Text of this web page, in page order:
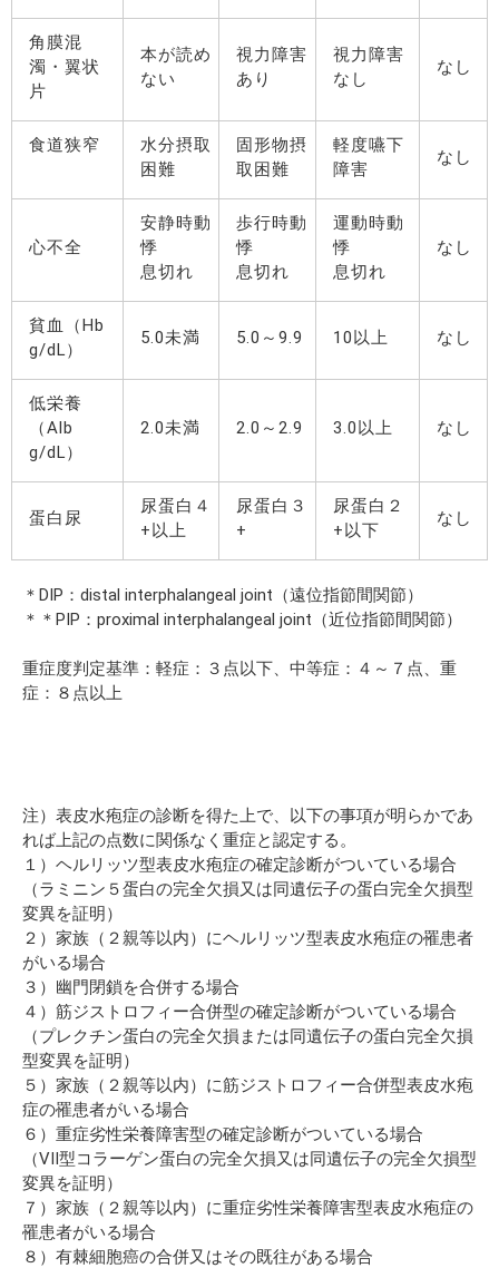
角膜混
濁・翼状
片
本が読め
ない
視力障害
あり
視力障害
なし
なし
食道狭窄
水分摂取
困難
固形物摂
取困難
軽度嚥下
障害
なし
心不全
安静時動
悸
息切れ
歩行時動
悸
息切れ
運動時動
悸
息切れ
なし
貧血（Hb
g/dL）
5.0未満 5.0～9.9 10以上 なし
低栄養
（Alb
g/dL）
2.0未満 2.0～2.9 3.0以上 なし
蛋白尿
尿蛋白４
+以上
尿蛋白３
+
尿蛋白２
+以下
なし
＊DIP：distal interphalangeal joint（遠位指節間関節）
＊＊PIP：proximal interphalangeal joint（近位指節間関節）
重症度判定基準：軽症：３点以下、中等症：４～７点、重
症：８点以上
注）表皮水疱症の診断を得た上で、以下の事項が明らかであ
れば上記の点数に関係なく重症と認定する。
１）ヘルリッツ型表皮水疱症の確定診断がついている場合
（ラミニン５蛋白の完全欠損又は同遺伝子の蛋白完全欠損型
変異を証明）
２）家族（２親等以内）にヘルリッツ型表皮水疱症の罹患者
がいる場合
３）幽門閉鎖を合併する場合
４）筋ジストロフィー合併型の確定診断がついている場合
（プレクチン蛋白の完全欠損または同遺伝子の蛋白完全欠損
型変異を証明）
５）家族（２親等以内）に筋ジストロフィー合併型表皮水疱
症の罹患者がいる場合
６）重症劣性栄養障害型の確定診断がついている場合
（VII型コラーゲン蛋白の完全欠損又は同遺伝子の完全欠損型
変異を証明）
７）家族（２親等以内）に重症劣性栄養障害型表皮水疱症の
罹患者がいる場合
８）有棘細胞癌の合併又はその既往がある場合